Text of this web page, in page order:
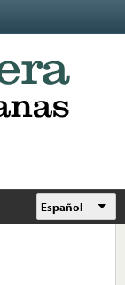
Español